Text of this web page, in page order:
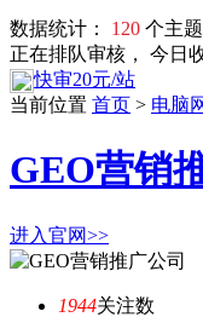
数据统计： 120 个主
正在排队审核， 今日
快审20元/站
当前位置 首页 > 电脑
GEO营销
进入官网>>
1944关注数